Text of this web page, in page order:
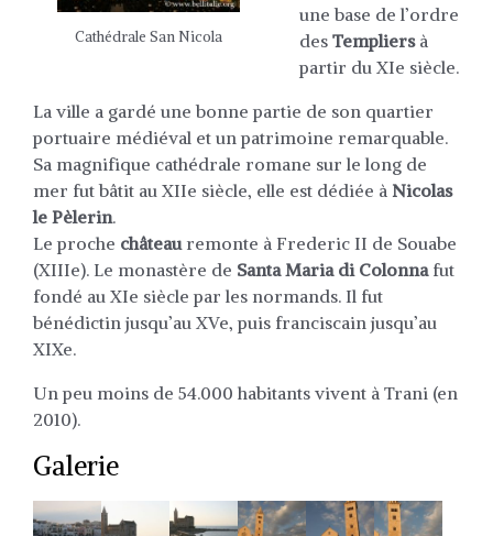
Cathédrale San Nicola
une base de l’ordre
des Templiersà
partir du XIe siècle.
La ville a gardé une bonne partie de son quartier
portuaire médiéval et un patrimoine remarquable.
Sa magnifique cathédrale romane sur le long de
mer fut bâtit au XIIe siècle, elle est dédiée à Nicolas
le Pèlerin.
Le proche château remonte à Frederic II de Souabe
(XIIIe). Le monastère de Santa Maria di Colonnafut
fondé au XIe siècle par les normands. Il fut
bénédictin jusqu’au XVe, puis franciscain jusqu’au
XIXe.
Un peu moins de 54.000 habitants vivent à Trani (en
2010).
Galerie